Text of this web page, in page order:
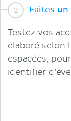
Faites un
Testez vos
élaboré selon
espacées,
identifier